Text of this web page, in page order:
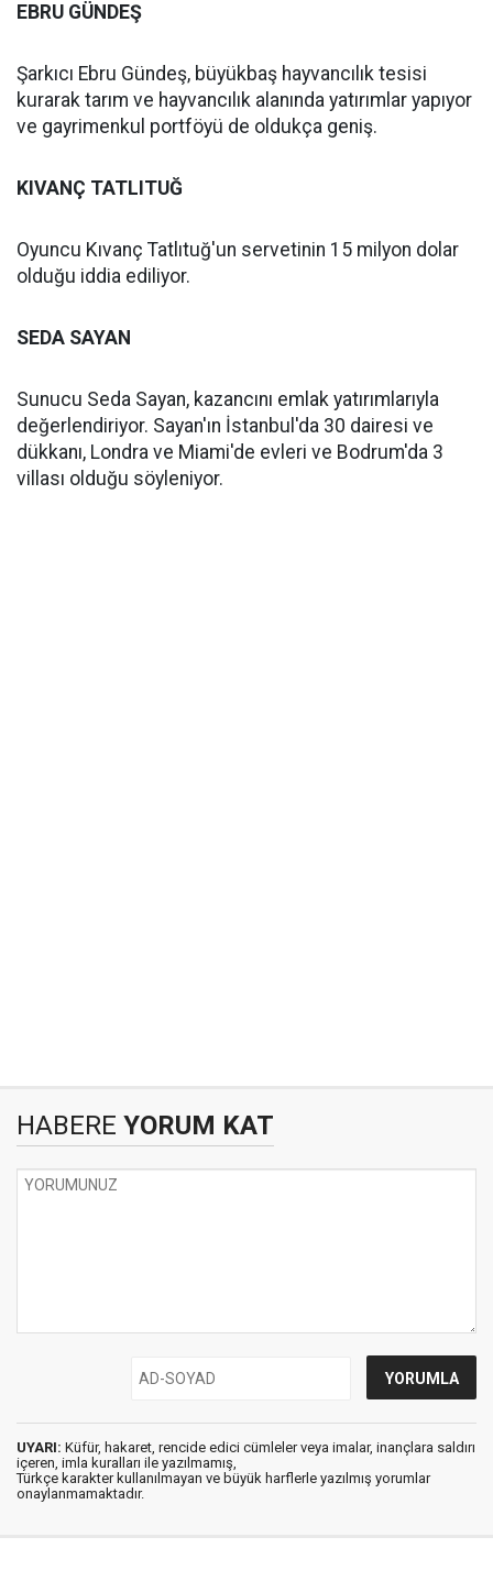
EBRU GÜNDEŞ
Şarkıcı Ebru Gündeş, büyükbaş hayvancılık tesisi
kurarak tarım ve hayvancılık alanında yatırımlar yapıyor
ve gayrimenkul portföyü de oldukça geniş.
KIVANÇ TATLITUĞ
Oyuncu Kıvanç Tatlıtuğ'un servetinin 15 milyon dolar
olduğu iddia ediliyor.
SEDA SAYAN
Sunucu Seda Sayan, kazancını emlak yatırımlarıyla
değerlendiriyor. Sayan'ın İstanbul'da 30 dairesi ve
dükkanı, Londra ve Miami'de evleri ve Bodrum'da 3
villası olduğu söyleniyor.
HABERE YORUM KAT
UYARI: Küfür, hakaret, rencide edici cümleler veya imalar, inançlara saldırı
içeren, imla kuralları ile yazılmamış,
Türkçe karakter kullanılmayan ve büyük harflerle yazılmış yorumlar
onaylanmamaktadır.